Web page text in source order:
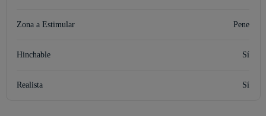
Zona a Estimular Pene
Hinchable Sí
Realista Sí